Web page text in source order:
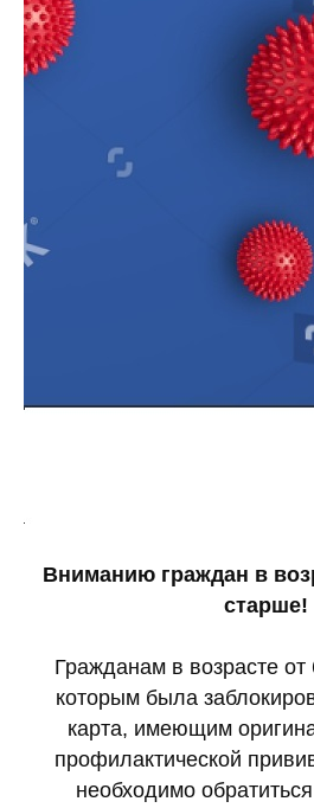
Вниманию граждан в
старше!
Гражданам в возрасте от
которым была
карта, имеющим
профилактической
необходимо